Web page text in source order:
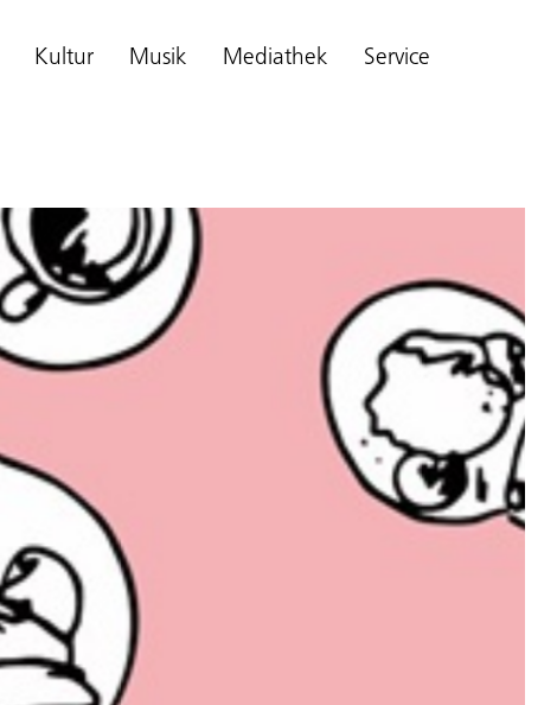
Kultur Musik Mediathek Service